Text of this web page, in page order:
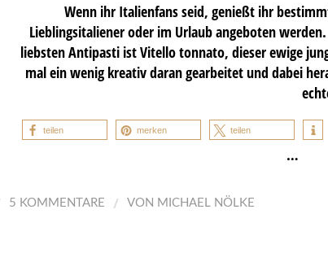
Wenn ihr Italienfans seid, genießt ihr
Lieblingsitaliener oder im Urlaub angeboten
liebsten Antipasti ist Vitello tonnato, dieser ewige
mal ein wenig kreativ daran gearbeitet und dabei
teilen merken teilen
…
5 KOMMENTARE / VON MICHAEL NÖLKE